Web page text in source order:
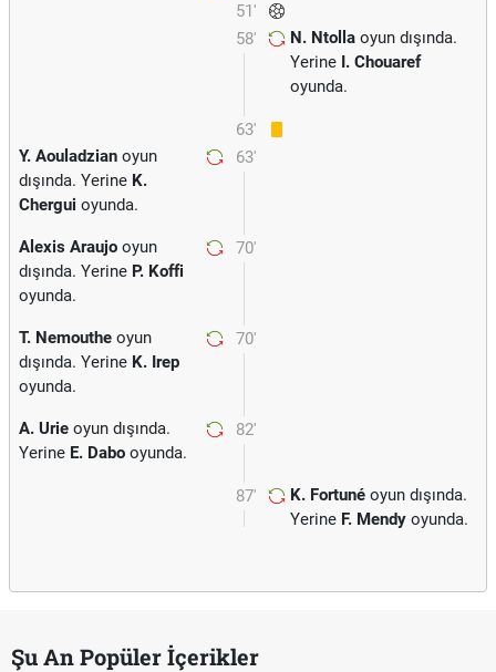
51'
58'
N. Ntolla oyun dışında.
Yerine I. Chouaref
oyunda.
63'
63'
Y. Aouladzian oyun
dışında. Yerine K.
Chergui oyunda.
70'
Alexis Araujo oyun
dışında. Yerine P. Koffi
oyunda.
70'
T. Nemouthe oyun
dışında. Yerine K. Irep
oyunda.
82'
A. Urie oyun dışında.
Yerine E. Dabo oyunda.
87' K. Fortuné oyun dışında.
Yerine F. Mendy oyunda.
Şu An Popüler İçerikler